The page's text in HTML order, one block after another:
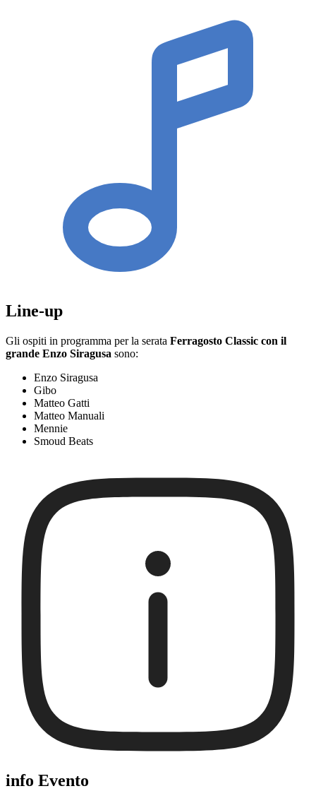
Line-up
Gli ospiti in programma per la serata Ferragosto Classic con il
grande Enzo Siragusa sono:
Enzo Siragusa
Gibo
Matteo Gatti
Matteo Manuali
Mennie
Smoud Beats
info Evento